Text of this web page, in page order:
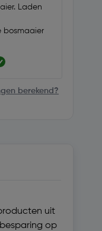
Laden
bosmaaier
berekend?
uit
op